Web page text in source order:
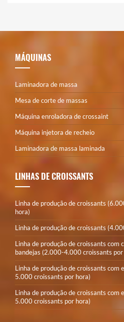
MÁQUINAS
Laminadora de massa
Mesa de corte de massas
Máquina enroladora de crossaint
Máquina injetora de recheio
Laminadora de massa laminada
LINHAS DE CROISSANTS
Linha de produção de croissants
hora)
Linha de produção de croissants
Linha de produção de croissants
bandejas (2.000-4.000 croissants por
Linha de produção de croissants
5.000 croissants por hora)
Linha de produção de croissants
5.000 croissants por hora)